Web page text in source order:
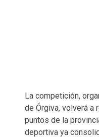
La competición,
de Órgiva, volverá a
puntos de la
deportiva ya